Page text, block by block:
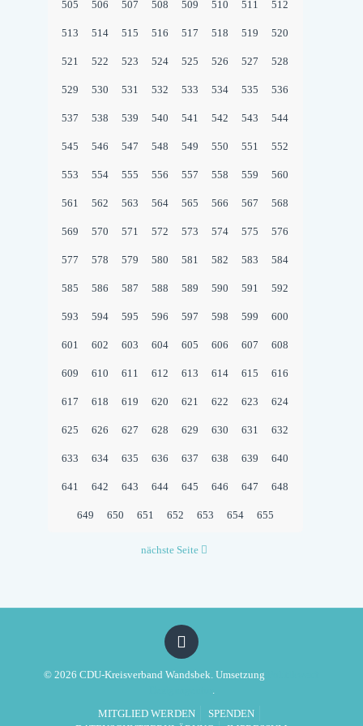
505 506 507 508 509 510 511 512
513 514 515 516 517 518 519 520
521 522 523 524 525 526 527 528
529 530 531 532 533 534 535 536
537 538 539 540 541 542 543 544
545 546 547 548 549 550 551 552
553 554 555 556 557 558 559 560
561 562 563 564 565 566 567 568
569 570 571 572 573 574 575 576
577 578 579 580 581 582 583 584
585 586 587 588 589 590 591 592
593 594 595 596 597 598 599 600
601 602 603 604 605 606 607 608
609 610 611 612 613 614 615 616
617 618 619 620 621 622 623 624
625 626 627 628 629 630 631 632
633 634 635 636 637 638 639 640
641 642 643 644 645 646 647 648
649 650 651 652 653 654 655
nächste Seite
© 2026 CDU-Kreisverband Wandsbek. Umsetzung
.
MITGLIED WERDEN
SPENDEN